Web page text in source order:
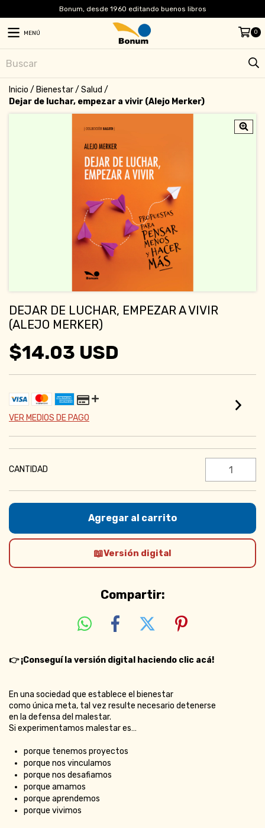
Bonum, desde 1960 editando buenos libros
MENÚ 0
Inicio / Bienestar/ Salud /
Dejar de luchar, empezar a vivir (Alejo Merker)
DEJAR DE LUCHAR, EMPEZAR A VIVIR
(ALEJO MERKER)
$14.03 USD
VER MEDIOS DE PAGO
CANTIDAD
Versión digital
Compartir:
👉¡Conseguí la versión digital haciendo clic acá!
En una sociedad que establece el bienestar
como única meta, tal vez resulte necesario detenerse
en la defensa del malestar.
Si experimentamos malestar es…
porque tenemos proyectos
porque nos vinculamos
porque nos desafiamos
porque amamos
porque aprendemos
porque vivimos